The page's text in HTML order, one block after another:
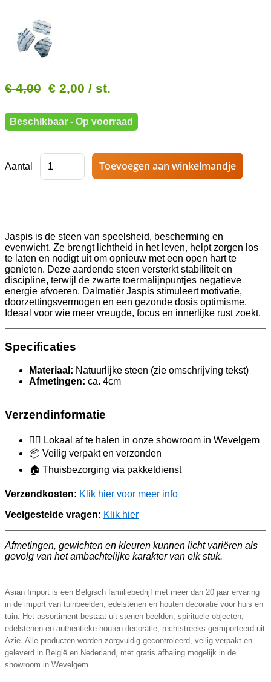
€ 4,00 € 2,00 / st.
Beschikbaar - Op voorraad
Aantal
Jaspis is de steen van speelsheid, bescherming en
evenwicht. Ze brengt lichtheid in het leven, helpt zorgen los
te laten en nodigt uit om opnieuw met een open hart te
genieten. Deze aardende steen versterkt stabiliteit en
discipline, terwijl de zwarte toermalijnpuntjes negatieve
energie afvoeren. Dalmatiër Jaspis stimuleert motivatie,
doorzettingsvermogen en een gezonde dosis optimisme.
Ideaal voor wie meer vreugde, focus en innerlijke rust zoekt.
Specificaties
Materiaal: Natuurlijke steen (zie omschrijving tekst)
Afmetingen: ca. 4cm
Verzendinformatie
🚶‍♂️ Lokaal af te halen in onze showroom in Wevelgem
📦 Veilig verpakt en verzonden
🏠 Thuisbezorging via pakketdienst
Verzendkosten: Klik hier voor meer info
Veelgestelde vragen: Klik hier
Afmetingen, gewichten en kleuren kunnen licht variëren als
gevolg van het ambachtelijke karakter van elk stuk.
Asian Import is een Belgisch familiebedrijf met meer dan 20 jaar ervaring
in de import van tuinbeelden, edelstenen en houten decoratie voor huis en
tuin. Het assortiment bestaat uit stenen beelden, spirituele objecten,
edelstenen en authentieke houten decoratie, rechtstreeks geïmporteerd uit
Azië. Alle producten worden zorgvuldig gecontroleerd, veilig verpakt en
geleverd in België en Nederland, met gratis afhaling mogelijk in de
showroom in Wevelgem.